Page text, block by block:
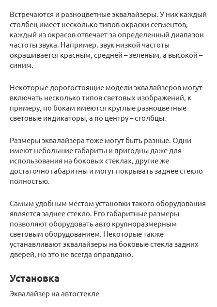
Встречаются и разноцветные эквалайзеры. У них каждый
столбец имеет несколько типов окраски сегментов,
каждый из окрасов отвечает за определенный диапазон
частоты звука. Например, звук низкой частоты
окрашивается красным, средней – зеленым, а высокой –
синим.
Некоторые дорогостоящие модели эквалайзеров могут
включать несколько типов световых изображений, к
примеру, по бокам имеются круглые разноцветные
световые индикаторы, а по центру – столбцы.
Размеры эквалайзера тоже могут быть разные. Одни
имеют небольшие габариты и пригодны даже для
использования на боковых стеклах, другие же
достаточно габаритны и могут покрывать заднее стекло
полностью.
Самым удобным местом установки такого оборудования
является заднее стекло. Его габаритные размеры
позволяют оборудовать авто крупноразмерным
световым оборудованием. Некоторые также
устанавливают эквалайзеры на боковые стекла задних
дверей, но это не всегда оправдано.
Установка
Эквалайзер на автостекле